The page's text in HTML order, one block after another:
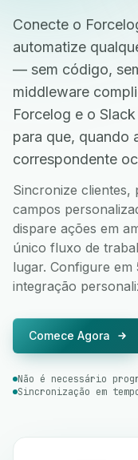
Conecte o
automatize
— sem código,
middleware
Forcelog e o
para que, quando
correspondente
Sincronize clientes,
campos
dispare ações em
único fluxo de
lugar. Configure
integração
Comece Agora
Não é necessário
Sincronização em